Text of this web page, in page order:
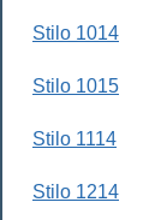
Stilo 1014
Stilo 1015
Stilo 1114
Stilo 1214